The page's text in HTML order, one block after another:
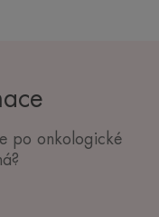
po onkologické